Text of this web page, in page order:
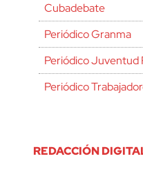
Cubadebate
Periódico Granma
Periódico Juventud
Periódico
REDACCIÓN